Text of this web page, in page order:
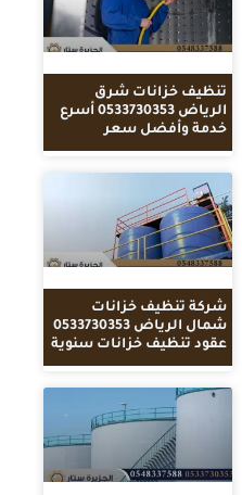
تنظيف خزانات شرق
الرياض 0533730353 أسرع
خدمة وأفضل سعر
شركة تنظيف خزانات
شمال الرياض 0533730353
عقود تنظيف خزانات سنوية